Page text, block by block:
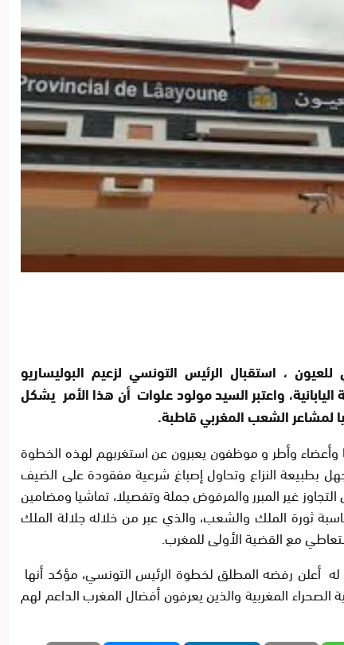
، استقبال الرئيس التونسي لزعيم البوليساريو
واعتبر السيد مولود علوات أن هذا الأمر يشكل
لمشاعر الشعب المغربي قاطبة.
وأعضاء وأطر و موظفون يعبرون عن استغربهم لهذه الخطوة
بطبيعة النزاع وتحاول إصباغ شرعية مفقودة على الضيف
غير المبرر والمرفوض جملة وتفصيلا، تماشيا ومضامين
ثورة الملك والشعب، والذي عبر من خلاله جلالة الملك
مع القضية الأولى للمغرب.
أعلن رفضه المطلق لخطوة الرئيس التونسي، مؤكد أنها
المغربية والذين يعرفون أفضال المغرب الداعم لهم